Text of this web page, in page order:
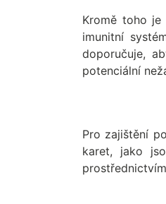
Kromě toho
imunitní
doporučuje,
potenciální
Pro zajištění
karet, jako